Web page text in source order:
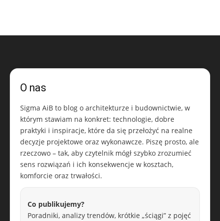
O nas
Sigma AiB to blog o architekturze i budownictwie, w
którym stawiam na konkret: technologie, dobre
praktyki i inspiracje, które da się przełożyć na realne
decyzje projektowe oraz wykonawcze. Piszę prosto, ale
rzeczowo – tak, aby czytelnik mógł szybko zrozumieć
sens rozwiązań i ich konsekwencje w kosztach,
komforcie oraz trwałości.
Co publikujemy?
Poradniki, analizy trendów, krótkie „ściągi” z pojęć